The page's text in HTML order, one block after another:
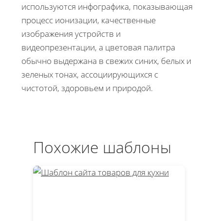
используются инфографика, показывающая
процесс ионизации, качественные
изображения устройств и
видеопрезентации, а цветовая палитра
обычно выдержана в свежих синих, белых и
зеленых тонах, ассоциирующихся с
чистотой, здоровьем и природой.
Похожие шаблоны